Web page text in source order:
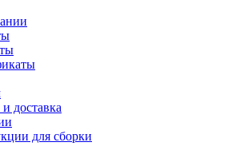
доставка
для сборки